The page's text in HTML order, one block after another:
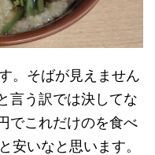
。そばが見えません
言う訳では決してな
でこれだけのを食べ
安いなと思います。